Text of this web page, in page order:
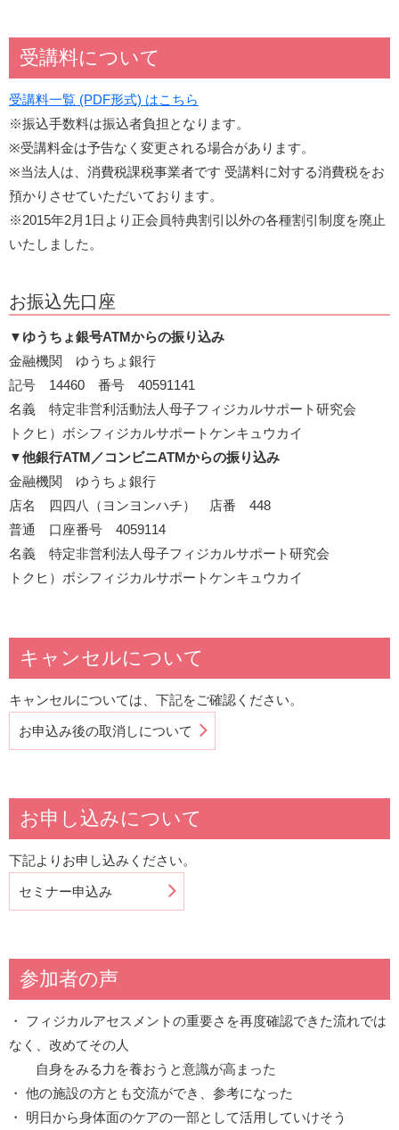
受講料について
受講料一覧 (PDF形式) はこちら
※振込手数料は振込者負担となります。
※受講料金は予告なく変更される場合があります。
※当法人は、消費税課税事業者です 受講料に対する消費税をお
預かりさせていただいております。
※2015年2月1日より正会員特典割引以外の各種割引制度を廃止
いたしました。
お振込先口座
▼ ゆうちょ銀号ATMからの振り込み
金融機関 ゆうちょ銀行
記号 14460 番号 40591141
名義 特定非営利活動法人母子フィジカルサポート研究会
トクヒ）ボシフィジカルサポートケンキュウカイ
▼他銀行ATM／コンビニATMからの振り込み
金融機関 ゆうちょ銀行
店名 四四八（ヨンヨンハチ） 店番 448
普通 口座番号 4059114
名義 特定非営利法人母子フィジカルサポート研究会
トクヒ）ボシフィジカルサポートケンキュウカイ
キャンセルについて
キャンセルについては、下記をご確認ください。
お申込み後の取消しについて
お申し込みについて
下記よりお申し込みください。
セミナー申込み
参加者の声
・ フィジカルアセスメントの重要さを再度確認できた流れでは
なく、改めてその人
自身をみる力を養おうと意識が高まった
・ 他の施設の方とも交流ができ、参考になった
・ 明日から身体面のケアの一部として活用していけそう